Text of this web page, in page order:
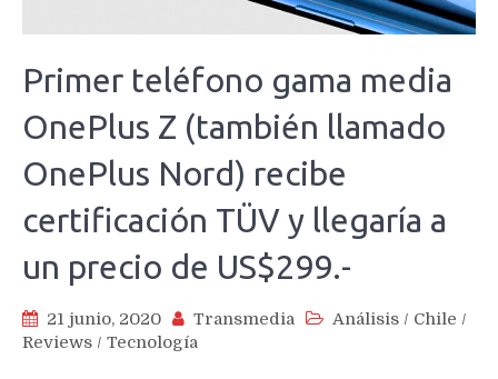
Primer teléfono gama media
OnePlus Z (también llamado
OnePlus Nord) recibe
certificación TÜV y llegaría a
un precio de US$299.-
21 junio, 2020 Transmedia Análisis / Chile /
Reviews / Tecnología